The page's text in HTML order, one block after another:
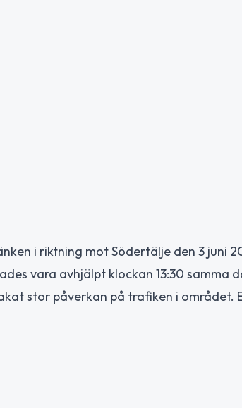
i riktning mot Södertälje den 3 juni
vara avhjälpt klockan 13:30 samma
stor påverkan på trafiken i området.